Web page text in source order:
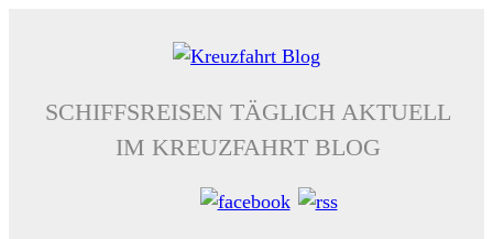
SCHIFFSREISEN TÄGLICH AKTUELL
IM KREUZFAHRT BLOG